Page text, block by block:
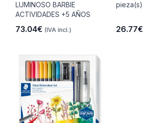
LUMINOSO BARBIE
ACTIVIDADES +5 AÑOS
73.04€ (IVA incl.)
pieza(s)
26.77€